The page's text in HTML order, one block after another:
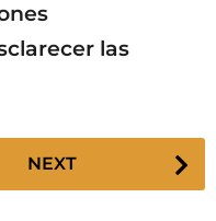
las
NEXT